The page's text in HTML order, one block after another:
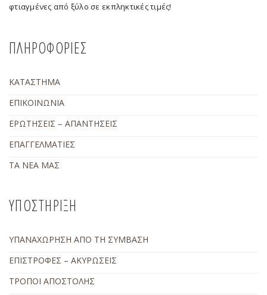
φτιαγμένες από ξύλο σε εκπληκτικές τιμές!
ΠΛΗΡΟΦΟΡΙΕΣ
ΚΑΤΑΣΤΗΜΑ
ΕΠΙΚΟΙΝΩΝΙΑ
ΕΡΩΤΗΣΕΙΣ – ΑΠΑΝΤΗΣΕΙΣ
ΕΠΑΓΓΕΛΜΑΤΙΕΣ
ΤΑ ΝΕΑ ΜΑΣ
ΥΠΟΣΤΗΡΙΞΗ
ΥΠΑΝΑΧΩΡΗΣΗ ΑΠΟ ΤΗ ΣΥΜΒΑΣΗ
ΕΠΙΣΤΡΟΦΕΣ – ΑΚΥΡΩΣΕΙΣ
ΤΡΟΠΟΙ ΑΠΟΣΤΟΛΗΣ